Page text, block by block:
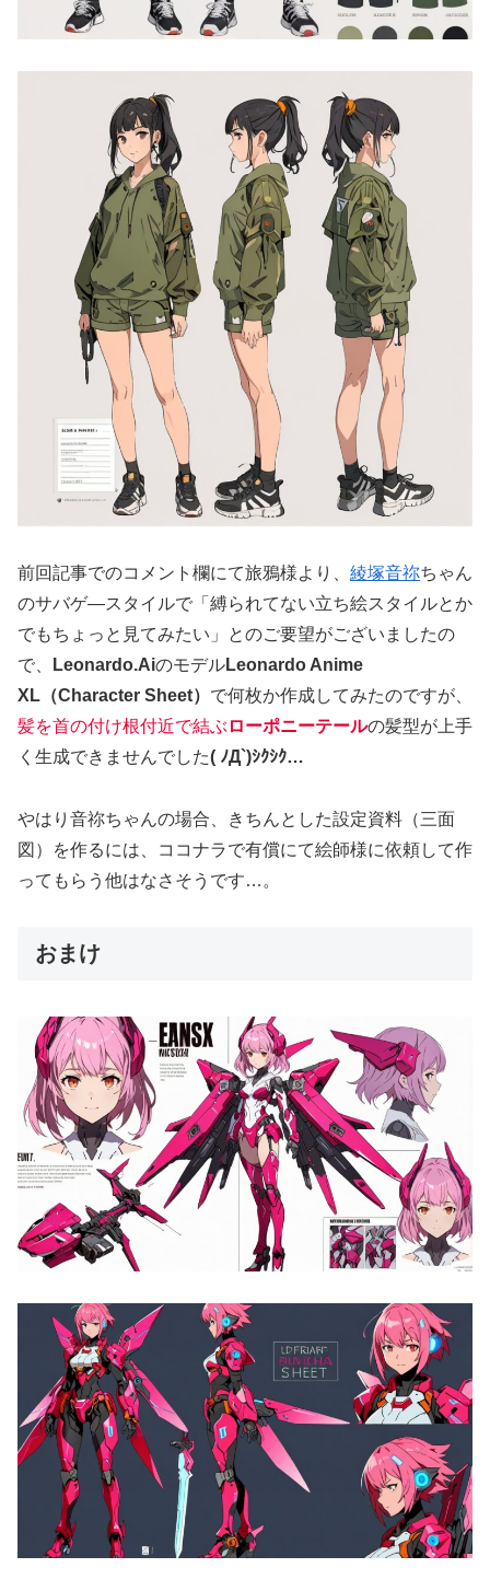
前回記事でのコメント欄にて旅鴉様より、 綾塚音祢ちゃん
のサバゲ―スタイルで「縛られてない立ち絵スタイルとか
でもちょっと見てみたい」とのご要望がございましたの
で、
Leonardo.AiのモデルLeonardo Anime
XL（Character Sheet） で何枚か作成してみたのですが、
髪を首の付け根付近で結ぶ ローポニーテールの髪型が上手
く生成できませんでした( ﾉД`)ｼｸｼｸ…
やはり音祢ちゃんの場合、きちんとした設定資料（三面
図）を作るには、ココナラで有償にて絵師様に依頼して作
ってもらう他はなさそうです…。
おまけ